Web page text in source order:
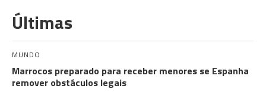
Últimas
MUNDO
Marrocos preparado para receber menores se Espanha
remover obstáculos legais